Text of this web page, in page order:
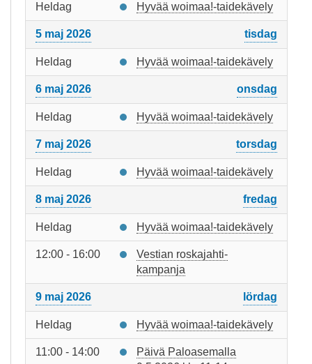
Heldag Hyvää woimaa!-taidekävely
5 maj 2026 tisdag
Heldag Hyvää woimaa!-taidekävely
6 maj 2026 onsdag
Heldag Hyvää woimaa!-taidekävely
7 maj 2026 torsdag
Heldag Hyvää woimaa!-taidekävely
8 maj 2026 fredag
Heldag Hyvää woimaa!-taidekävely
12:00 - 16:00
Vestian roskajahti-
kampanja
9 maj 2026 lördag
Heldag Hyvää woimaa!-taidekävely
11:00 - 14:00
Päivä Paloasemalla